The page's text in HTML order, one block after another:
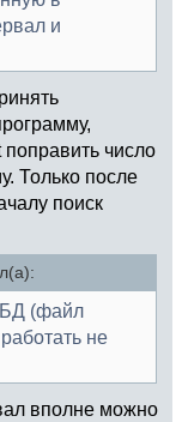
и
число
Только после
поиск
БД (файл
не
вполне можно